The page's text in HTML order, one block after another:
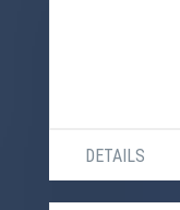
DETAILS